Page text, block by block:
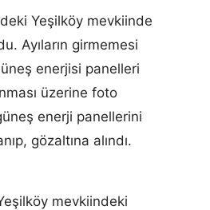
Yeşilköy mevkiinde
Ayıların girmemesi
enerjisi panelleri
üzerine foto
enerji panellerini
gözaltına alındı.
mevkiindeki